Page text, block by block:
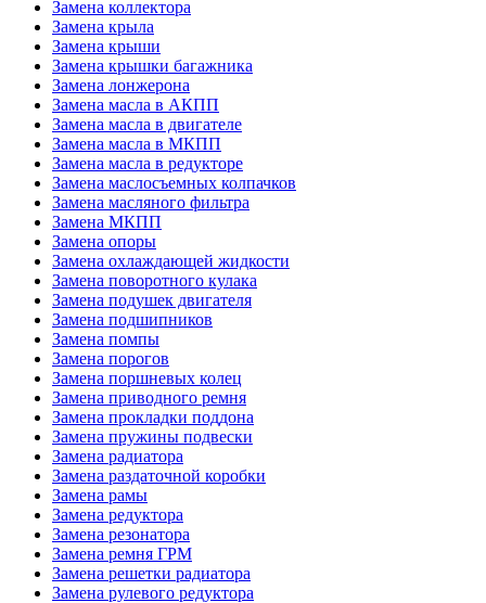
Замена коллектора
Замена крыла
Замена крыши
Замена крышки багажника
Замена лонжерона
Замена масла в АКПП
Замена масла в двигателе
Замена масла в МКПП
Замена масла в редукторе
Замена маслосъемных колпачков
Замена масляного фильтра
Замена МКПП
Замена опоры
Замена охлаждающей жидкости
Замена поворотного кулака
Замена подушек двигателя
Замена подшипников
Замена помпы
Замена порогов
Замена поршневых колец
Замена приводного ремня
Замена прокладки поддона
Замена пружины подвески
Замена радиатора
Замена раздаточной коробки
Замена рамы
Замена редуктора
Замена резонатора
Замена ремня ГРМ
Замена решетки радиатора
Замена рулевого редуктора